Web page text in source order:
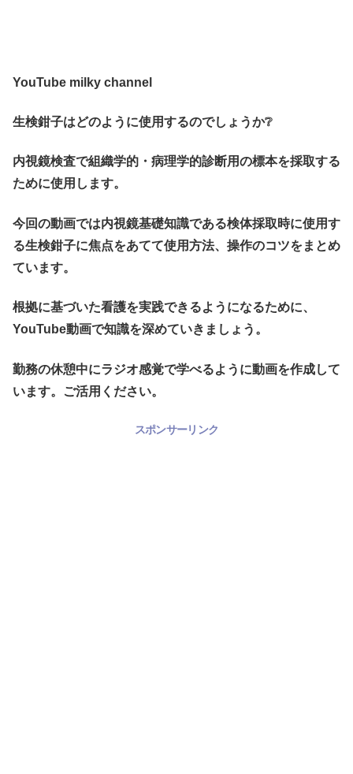
YouTube milky channel
生検鉗子はどのように使用するのでしょうか❔
内視鏡検査で組織学的・病理学的診断用の標本を採取する
ために使用します。
今回の動画では内視鏡基礎知識である検体採取時に使用す
る生検鉗子に焦点をあてて使用方法、操作のコツをまとめ
ています。
根拠に基づいた看護を実践できるようになるために、
YouTube動画で知識を深めていきましょう。
勤務の休憩中にラジオ感覚で学べるように動画を作成して
います。ご活用ください。
スポンサーリンク